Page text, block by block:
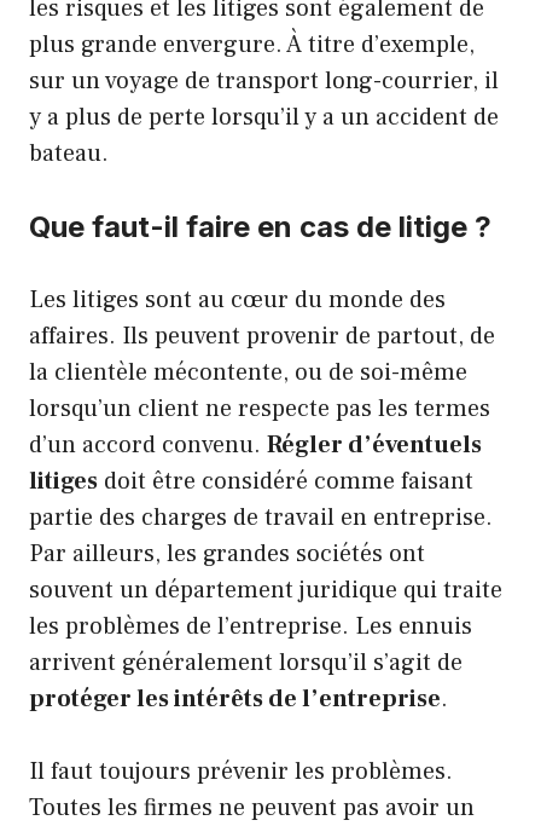
les risques et les litiges sont également de
plus grande envergure. À titre d’exemple,
sur un voyage de transport long-courrier, il
y a plus de perte lorsqu’il y a un accident de
bateau.
Que faut-il faire en cas de litige ?
Les litiges sont au cœur du monde des
affaires. Ils peuvent provenir de partout, de
la clientèle mécontente, ou de soi-même
lorsqu’un client ne respecte pas les termes
d’un accord convenu. Régler d’éventuels
litiges doit être considéré comme faisant
partie des charges de travail en entreprise.
Par ailleurs, les grandes sociétés ont
souvent un département juridique qui traite
les problèmes de l’entreprise. Les ennuis
arrivent généralement lorsqu’il s’agit de
protéger les intérêts de l’entreprise.
Il faut toujours prévenir les problèmes.
Toutes les firmes ne peuvent pas avoir un